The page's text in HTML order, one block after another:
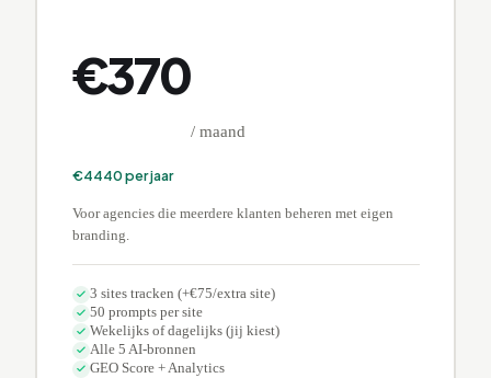
€370
/ maand
€4440per jaar
Voor agencies die meerdere klanten beheren met eigen
branding.
3 sites tracken (+€75/extra site)
50 prompts per site
Wekelijks of dagelijks (jij kiest)
Alle 5 AI-bronnen
GEO Score + Analytics